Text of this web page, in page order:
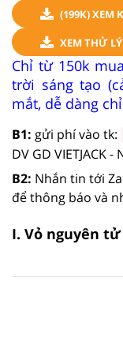
(199K) XEM
XEM THỬ
Chỉ từ 150k
trời sáng tạo
mắt, dễ dàng
B1: gửi phí vào tk:
DV GD VIETJACK
B2: Nhắn tin tới
để thông báo và
I. Vỏ nguyên